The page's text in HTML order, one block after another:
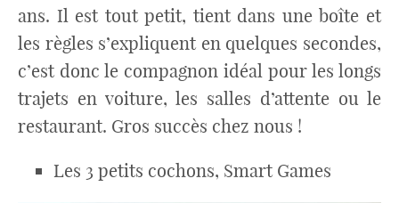
ans. Il est tout petit, tient dans une boîte et
les règles s’expliquent en quelques secondes,
c’est donc le compagnon idéal pour les longs
trajets en voiture, les salles d’attente ou le
restaurant. Gros succès chez nous !
Les 3 petits cochons, Smart Games